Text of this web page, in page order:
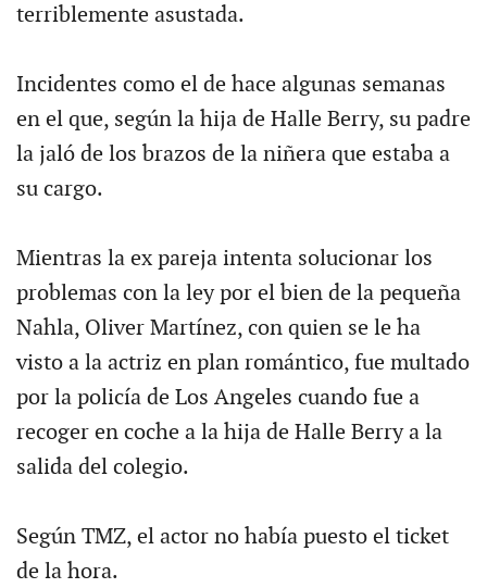
terriblemente asustada.
Incidentes como el de hace algunas semanas
en el que, según la hija de Halle Berry, su padre
la jaló de los brazos de la niñera que estaba a
su cargo.
Mientras la ex pareja intenta solucionar los
problemas con la ley por el bien de la pequeña
Nahla, Oliver Martínez, con quien se le ha
visto a la actriz en plan romántico, fue multado
por la policía de Los Angeles cuando fue a
recoger en coche a la hija de Halle Berry a la
salida del colegio.
Según TMZ, el actor no había puesto el ticket
de la hora.